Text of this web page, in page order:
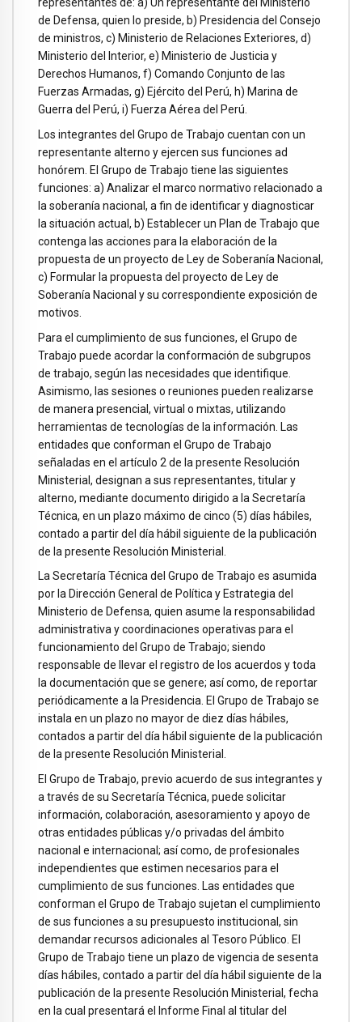
de Defensa, quien lo preside, b) Presidencia del Consejo
de ministros, c) Ministerio de Relaciones Exteriores, d)
Ministerio del Interior, e) Ministerio de Justicia y
Derechos Humanos, f) Comando Conjunto de las
Fuerzas Armadas, g) Ejército del Perú, h) Marina de
Guerra del Perú, i) Fuerza Aérea del Perú.
Los integrantes del Grupo de Trabajo cuentan con un
representante alterno y ejercen sus funciones ad
honórem. El Grupo de Trabajo tiene las siguientes
funciones: a) Analizar el marco normativo relacionado a
la soberanía nacional, a fin de identificar y diagnosticar
la situación actual, b) Establecer un Plan de Trabajo que
contenga las acciones para la elaboración de la
propuesta de un proyecto de Ley de Soberanía Nacional,
c) Formular la propuesta del proyecto de Ley de
Soberanía Nacional y su correspondiente exposición de
motivos.
Para el cumplimiento de sus funciones, el Grupo de
Trabajo puede acordar la conformación de subgrupos
de trabajo, según las necesidades que identifique.
Asimismo, las sesiones o reuniones pueden realizarse
de manera presencial, virtual o mixtas, utilizando
herramientas de tecnologías de la información. Las
entidades que conforman el Grupo de Trabajo
señaladas en el artículo 2 de la presente Resolución
Ministerial, designan a sus representantes, titular y
alterno, mediante documento dirigido a la Secretaría
Técnica, en un plazo máximo de cinco (5) días hábiles,
contado a partir del día hábil siguiente de la publicación
de la presente Resolución Ministerial.
La Secretaría Técnica del Grupo de Trabajo es asumida
por la Dirección General de Política y Estrategia del
Ministerio de Defensa, quien asume la responsabilidad
administrativa y coordinaciones operativas para el
funcionamiento del Grupo de Trabajo; siendo
responsable de llevar el registro de los acuerdos y toda
la documentación que se genere; así como, de reportar
periódicamente a la Presidencia. El Grupo de Trabajo se
instala en un plazo no mayor de diez días hábiles,
contados a partir del día hábil siguiente de la publicación
de la presente Resolución Ministerial.
El Grupo de Trabajo, previo acuerdo de sus integrantes y
a través de su Secretaría Técnica, puede solicitar
información, colaboración, asesoramiento y apoyo de
otras entidades públicas y/o privadas del ámbito
nacional e internacional; así como, de profesionales
independientes que estimen necesarios para el
cumplimiento de sus funciones. Las entidades que
conforman el Grupo de Trabajo sujetan el cumplimiento
de sus funciones a su presupuesto institucional, sin
demandar recursos adicionales al Tesoro Público. El
Grupo de Trabajo tiene un plazo de vigencia de sesenta
días hábiles, contado a partir del día hábil siguiente de la
publicación de la presente Resolución Ministerial, fecha
en la cual presentará el Informe Final al titular del